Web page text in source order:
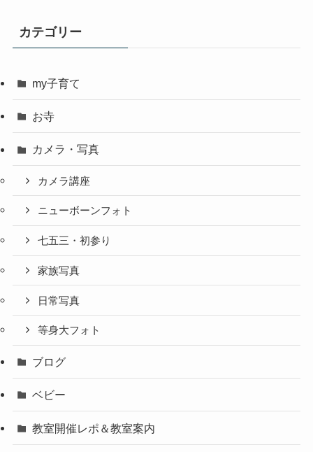
カテゴリー
my子育て
お寺
カメラ・写真
カメラ講座
ニューボーンフォト
七五三・初参り
家族写真
日常写真
等身大フォト
ブログ
ベビー
教室開催レポ＆教室案内